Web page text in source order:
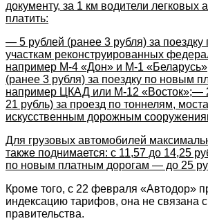
документу, за 1 км водители легковых
платить:
— 5 рублей (ранее 3 рубля) за
участкам реконструированных
например М-4 «Дон» и М-1
(ранее 3 рубля) за поездку по новым
например ЦКАД или М-12 «Восток»;—
21 рубль) за проезд по тоннелям,
искусственным дорожным
Для грузовых автомобилей
также поднимается: с 11,57 до 14,25
по новым платным дорогам — до 25
Кроме того, с 22 февраля «Автодор»
индексацию тарифов, она не связана
правительства.